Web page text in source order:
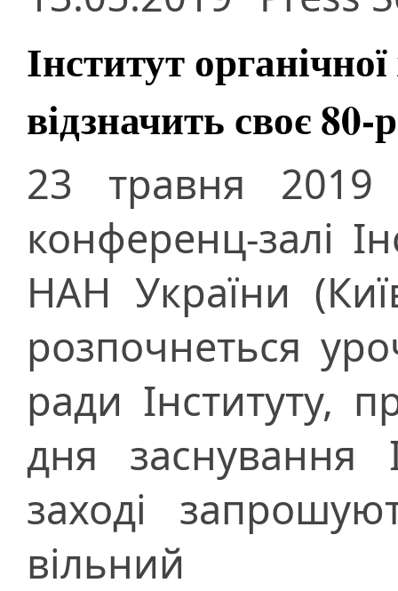
Інститут
відзначить своє 80-
23 травня
конференц-залі
НАН України
розпочнеться
ради Інституту,
дня заснування
заході
вільний